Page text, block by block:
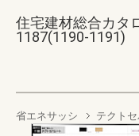
住宅建材総合カタ
1187(1190-1191)
省エネサッシ テクト